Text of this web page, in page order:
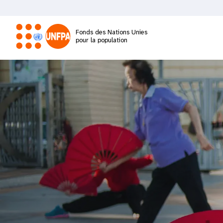
contenu
principal
Fonds des Nations Unies
pour la population
M
a
i
n
n
a